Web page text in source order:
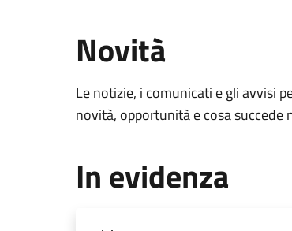
Novità
Le notizie, i comunicati e gli avvisi
novità, opportunità e cosa succede
In evidenza